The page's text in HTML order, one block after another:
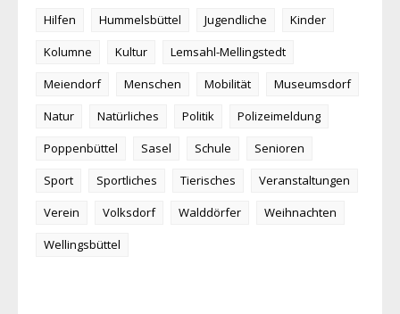
Hilfen
Hummelsbüttel Jugendliche
Kinder
Kolumne
Kultur
Lemsahl-Mellingstedt
Meiendorf
Menschen Mobilität
Museumsdorf
Natur
Natürliches Politik
Polizeimeldung
Poppenbüttel
Sasel Schule
Senioren
Sport
Sportliches Tierisches
Veranstaltungen
Verein
Volksdorf Walddörfer
Weihnachten
Wellingsbüttel